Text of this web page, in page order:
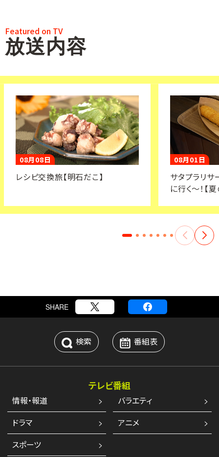
Featured on TV
放送内容
08月08日
レシピ交換旅【明石だこ】
08月01日
サタプラリ
に行く～！【
SHARE
検索 番組表
テレビ番組
情報・報道
バラエティ
ドラマ
アニメ
スポーツ